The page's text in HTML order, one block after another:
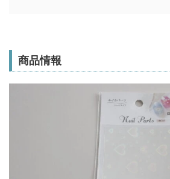
商品情報